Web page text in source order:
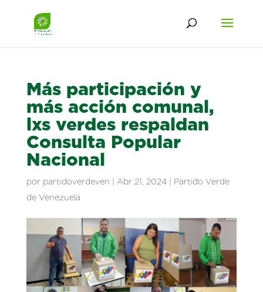
Más participación y
más acción comunal,
lxs verdes respaldan
Consulta Popular
Nacional
por partidoverdeven Abr 21, 2024| Partido Verde
de Venezuela